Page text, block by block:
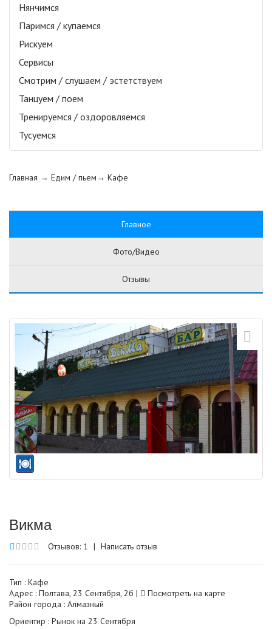
Нянчимся
Паримся / купаемся
Рискуем
Сервисы
Смотрим / слушаем / эстетствуем
Танцуем / поем
Тренируемся / оздоровляемся
Тусуемся
Главная → Едим / пьем→ Кафе
Главное
Фото/Видео
Отзывы
Викма
Отзывов: 1 | Написать отзыв
Тип : Кафе
Адрес : Полтава, 23 Сентября, 2б |
Посмотреть на карте
Район города : Алмазный
Ориентир : Рынок на 23 Сентября